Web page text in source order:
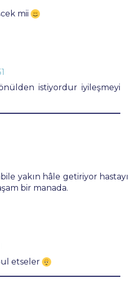
mii
istiyordur iyileşmeyi
yakın hâle getiriyor hastayı
bir manada.
etseler